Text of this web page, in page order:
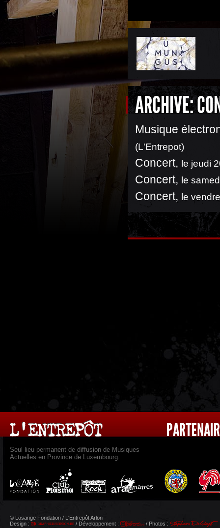
ARCHIVE:
Musique
(L'Entrepot)
Concert, le jeudi
Concert, le
Concert, le
Seul lieu permanent de diffusion de Musiques
Actuelles en Province de Luxembourg.
© Losange Fondation / L'Entrepôt Arlon
Design :
/ Développement : / Photos :